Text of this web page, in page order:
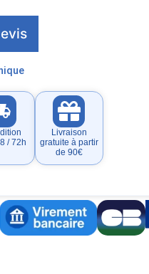
/ 72h
Livraison
gratuite à partir
de 90€